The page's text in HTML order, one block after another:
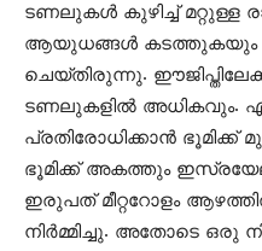
ടണലുകള്‍ കുഴിച്ച് മറ്റുള്ള
ആയുധങ്ങള്‍ കടത്തുകയും
ചെയ്തിരുന്നു.
ടണലുകളില്‍ അധികവും.
പ്രതിരോധിക്കാന്‍ ഭൂമിക്ക്
ഭൂമിക്ക് അകത്തും
ഇരുപത് മീറ്ററോളം
നിര്‍മ്മിച്ചു. അതോടെ ഒരു